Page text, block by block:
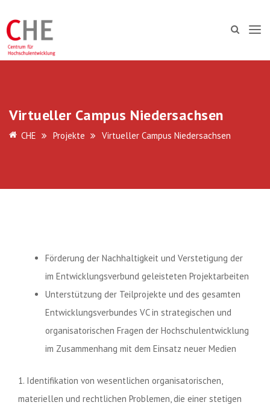
Virtueller Campus Niedersachsen
CHE Projekte Virtueller Campus Niedersachsen
Förderung der Nachhaltigkeit und Verstetigung der
im Entwicklungsverbund geleisteten Projektarbeiten
Unterstützung der Teilprojekte und des gesamten
Entwicklungsverbundes VC in strategischen und
organisatorischen Fragen der Hochschulentwicklung
im Zusammenhang mit dem Einsatz neuer Medien
1. Identifikation von wesentlichen organisatorischen,
materiellen und rechtlichen Problemen, die einer stetigen